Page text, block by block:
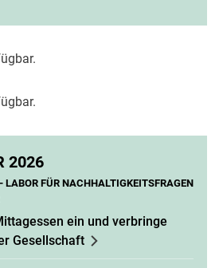
2026
LABOR FÜR NACHHALTIGKEITSFRAGEN
ein und verbringe
Gesellschaft